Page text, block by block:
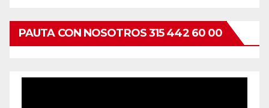
PAUTA CON NOSOTROS 315 442 60 00